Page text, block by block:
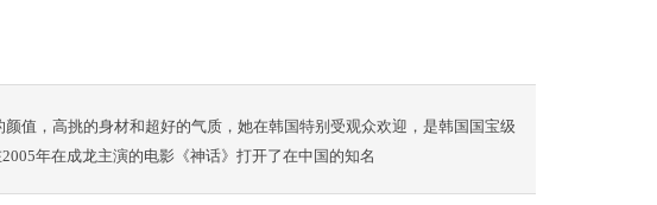
值，高挑的身材和超好的气质，她在韩国特别受观众欢迎，是韩国国宝级
年在成龙主演的电影《神话》打开了在中国的知名